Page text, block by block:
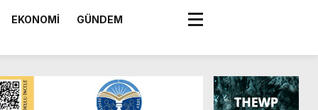
EKONOMİ GÜNDEM